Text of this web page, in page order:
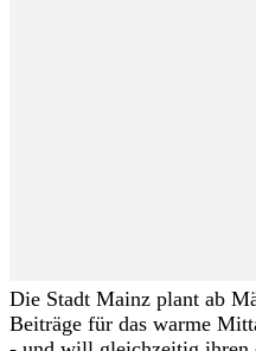
Die Stadt Mainz plant ab
Beiträge für das warme